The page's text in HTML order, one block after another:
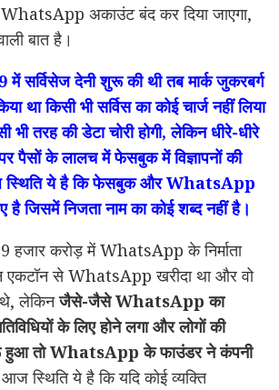
WhatsApp अकाउंट बंद कर दिया जाएगा,
बात है।
सर्विसेज देनी शुरू की थी तबमार्क जुकरबर्ग
था किसी भी सर्विस का कोई चार्ज नहीं लिया
भी तरह की डेटा चोरी होगी, लेकिन धीरे-धीरे
पैसों के लालच में फेसबुक में विज्ञापनों की
ये है कि फेसबुक और WhatsApp
है जिसमें निजता नाम का कोई शब्द नहीं है।
करोड़ में WhatsApp के निर्माता
एकटॉन से WhatsApp खरीदा था और वो
थे, लेकिनजैसे-जैसे WhatsApp का
के लिए होने लगा और लोगों की
हुआ तो WhatsApp के फाउंडर ने कंपनी
आज स्थिति ये है कि यदि कोई व्यक्ति